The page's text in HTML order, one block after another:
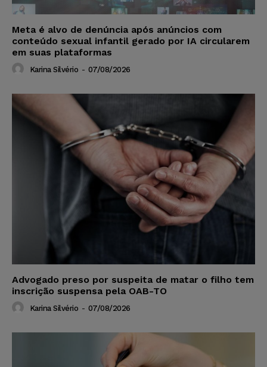
Meta é alvo de denúncia após anúncios com
conteúdo sexual infantil gerado por IA circularem
em suas plataformas
Karina Silvério - 07/08/2026
Advogado preso por suspeita de matar o filho tem
inscrição suspensa pela OAB-TO
Karina Silvério - 07/08/2026